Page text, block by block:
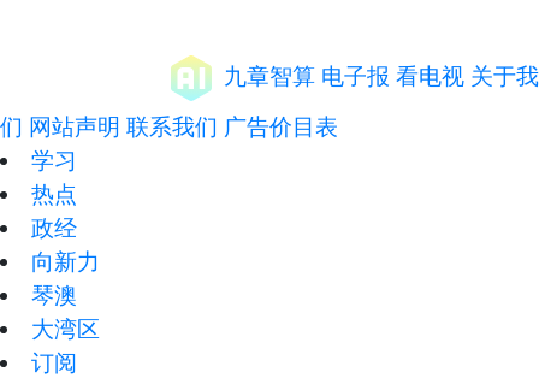
九章智算 电子报 看电视 关于我
们 网站声明 联系我们 广告价目表
学习
热点
政经
向新力
琴澳
大湾区
订阅